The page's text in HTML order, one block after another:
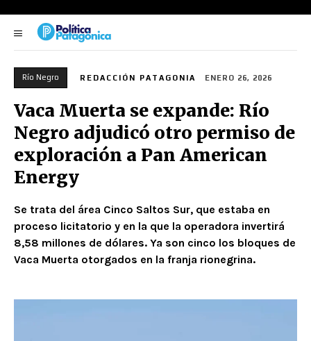
Río Negro REDACCIÓN PATAGONIA ENERO 26, 2026
Vaca Muerta se expande: Río
Negro adjudicó otro permiso de
exploración a Pan American
Energy
Se trata del área Cinco Saltos Sur, que estaba en
proceso licitatorio y en la que la operadora invertirá
8,58 millones de dólares. Ya son cinco los bloques de
Vaca Muerta otorgados en la franja rionegrina.